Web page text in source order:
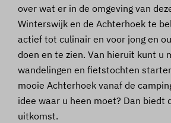
over wat er in de omgeving van
Winterswijk en de Achterhoek te
actief tot culinair en voor jong en
doen en te zien. Van hieruit kunt u
wandelingen en fietstochten
mooie Achterhoek vanaf de
idee waar u heen moet? Dan biedt
uitkomst.